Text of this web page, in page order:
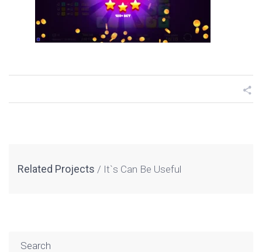
Related Projects It`s Can Be Useful
Search